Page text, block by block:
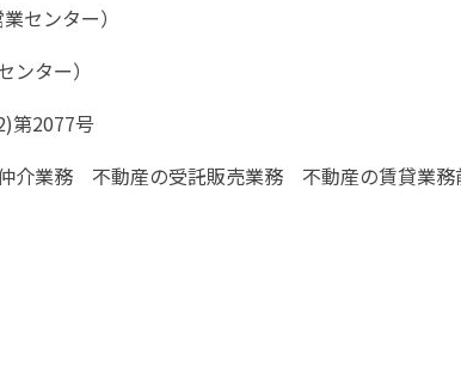
センター）
ター）
第2077号
介業務 不動産の受託販売業務 不動産の賃貸業務